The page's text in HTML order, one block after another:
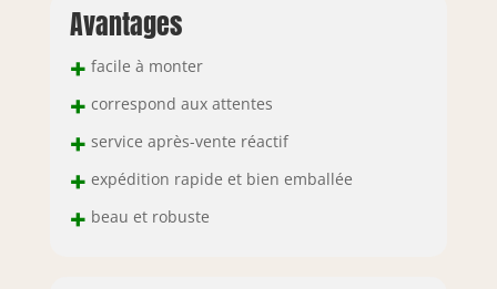
Avantages
+ facile à monter
+ correspond aux attentes
+ service après-vente réactif
+ expédition rapide et bien emballée
+ beau et robuste